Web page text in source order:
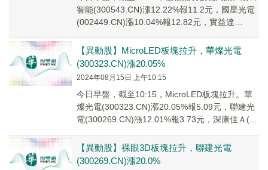
智能(300543.CN)漲12.22%報11.2元，國星光電
(002449.CN)漲10.04%報12.82元，實益達
【異動股】MicroLED板塊拉升，華燦光電
(300323.CN)漲20.05%
2024年08月15日 上午10:15
今日早盤，截至10:15，MicroLED板塊拉升。華
燦光電(300323.CN)漲20.05%報5.09元，聯建光
電(300269.CN)漲12.01%報3.73元，深康佳Ａ(...
【異動股】裸眼3D板塊拉升，聯建光電
(300269.CN)漲20.0%